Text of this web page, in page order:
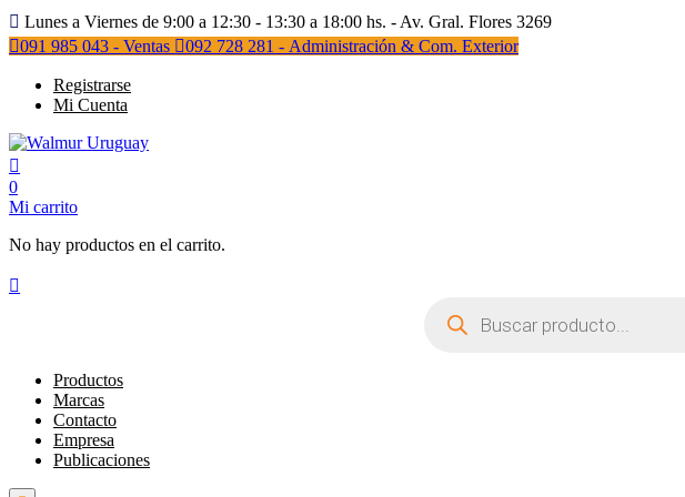
Lunes a Viernes de 9:00 a 12:30 - 13:30 a 18:00 hs. - Av. Gral. Flores 3269
091 985 043 - Ventas
092 728 281 - Administración & Com. Exterior
Registrarse
Mi Cuenta
0
Mi carrito
No hay productos en el carrito.
productos
Productos
Marcas
Contacto
Empresa
Publicaciones